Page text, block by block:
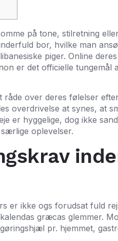
på tone, stilretning
bor, hvilke man
piger. Online
er det officielle tungemål
råde over deres følelser
overdrivelse at synes, at
er hyggelige, dog ikke
oplevelser.
er ikke ogs forudsat fuld
græcas glemmer.
pr. hjemmet,